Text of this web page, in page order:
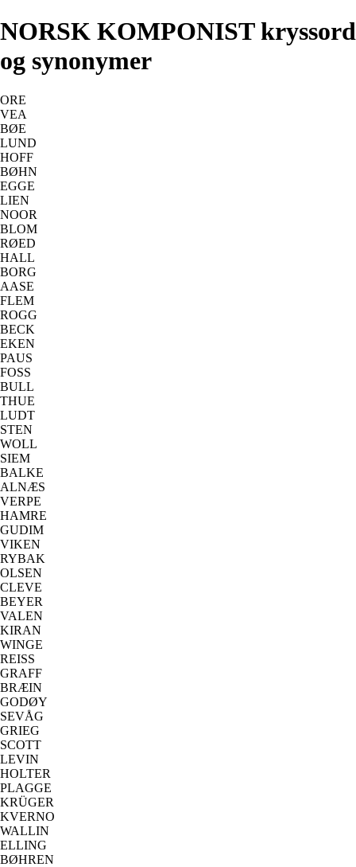
NORSK KOMPONIST kryssord
og synonymer
ORE
VEA
BØE
LUND
HOFF
BØHN
EGGE
LIEN
NOOR
BLOM
RØED
HALL
BORG
AASE
FLEM
ROGG
BECK
EKEN
PAUS
FOSS
BULL
THUE
LUDT
STEN
WOLL
SIEM
BALKE
ALNÆS
VERPE
HAMRE
GUDIM
VIKEN
RYBAK
OLSEN
CLEVE
BEYER
VALEN
KIRAN
WINGE
REISS
GRAFF
BRÆIN
GODØY
SEVÅG
GRIEG
SCOTT
LEVIN
HOLTER
PLAGGE
KRÜGER
KVERNO
WALLIN
ELLING
BØHREN